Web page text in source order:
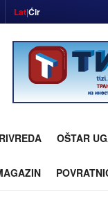
Lat|Ćir
OŠTAR